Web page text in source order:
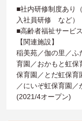
■社内研修制度あり
入社員研修 など）
■高齢者福祉サービ
【関連施設】
稲美苑／伽の里／ふ
育園／おかもと虹保
保育園／とだ虹保育
／にいぞ虹保育園
(2021/4オープン)